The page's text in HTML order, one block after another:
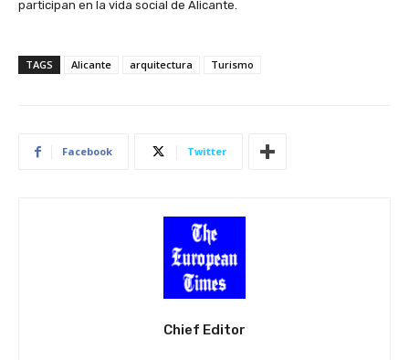
participan en la vida social de Alicante.
TAGS Alicante arquitectura Turismo
Facebook Twitter
Chief Editor